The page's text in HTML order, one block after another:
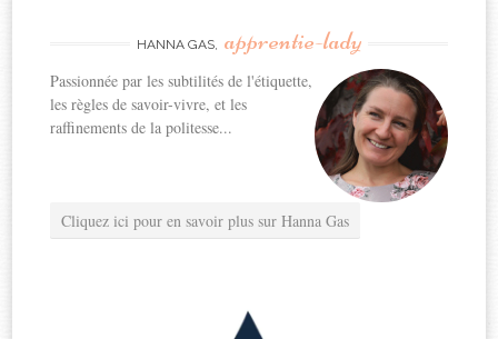
HANNA GAS, apprentie-lady
Passionnée par les subtilités de l'étiquette,
les règles de savoir-vivre, et les
raffinements de la politesse...
Cliquez ici pour en savoir plus sur Hanna Gas